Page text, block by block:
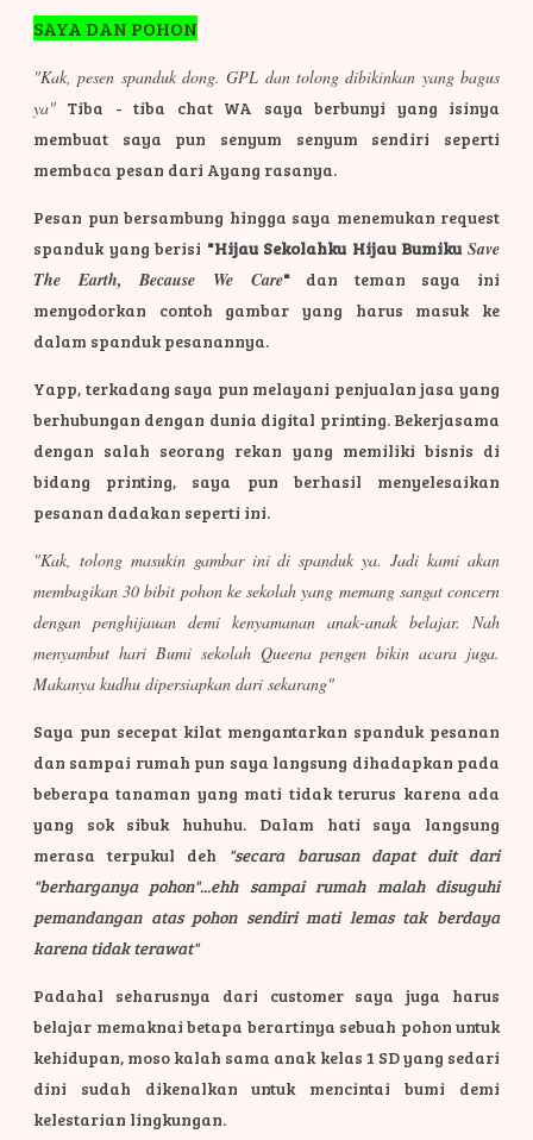
SAYA DAN POHON
"Kak, pesen spanduk dong. GPL dan tolong dibikinkan yang bagus
ya" Tiba - tiba chat WA saya berbunyi yang isinya
membuat saya pun senyum senyum sendiri seperti
membaca pesan dari Ayang rasanya.
Pesan pun bersambung hingga saya menemukan request
spanduk yang berisi "Hijau Sekolahku Hijau BumikuSave
The Earth, Because We Care" dan teman saya ini
menyodorkan contoh gambar yang harus masuk ke
dalam spanduk pesanannya.
Yapp, terkadang saya pun melayani penjualan jasa yang
berhubungan dengan dunia digital printing. Bekerjasama
dengan salah seorang rekan yang memiliki bisnis di
bidang printing, saya pun berhasil menyelesaikan
pesanan dadakan seperti ini.
"Kak, tolong masukin gambar ini di spanduk ya. Jadi kami akan
membagikan 30 bibit pohon ke sekolah yang memang sangat concern
dengan penghijauan demi kenyamanan anak-anak belajar. Nah
menyambut hari Bumi sekolah Queena pengen bikin acara juga.
Makanya kudhu dipersiapkan dari sekarang"
Saya pun secepat kilat mengantarkan spanduk pesanan
dan sampai rumah pun saya langsung dihadapkan pada
beberapa tanaman yang mati tidak terurus karena ada
yang sok sibuk huhuhu. Dalam hati saya langsung
merasa terpukul deh "secara barusan dapat duit dari
"berharganya pohon"...ehh sampai rumah malah disuguhi
pemandangan atas pohon sendiri mati lemas tak berdaya
karena tidak terawat"
Padahal seharusnya dari customer saya juga harus
belajar memaknai betapa berartinya sebuah pohon untuk
kehidupan, moso kalah sama anak kelas 1 SD yang sedari
dini sudah dikenalkan untuk mencintai bumi demi
kelestarian lingkungan.